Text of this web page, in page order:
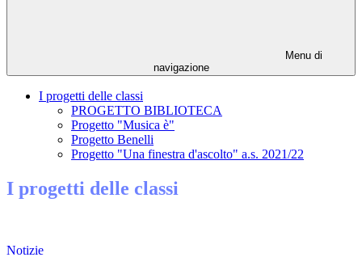
Menu di
navigazione
I progetti delle classi
PROGETTO BIBLIOTECA
Progetto "Musica è"
Progetto Benelli
Progetto "Una finestra d'ascolto" a.s. 2021/22
I progetti delle classi
Notizie